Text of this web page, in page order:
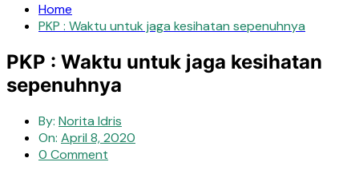
Home
PKP : Waktu untuk jaga kesihatan sepenuhnya
PKP : Waktu untuk jaga kesihatan
sepenuhnya
By: Norita Idris
On: April 8, 2020
0 Comment